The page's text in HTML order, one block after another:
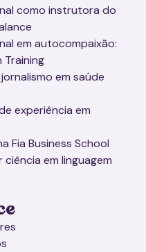
como instrutora do
em autocompaixão:
Training
em saúde
experiência em
Fia Business School
em linguagem